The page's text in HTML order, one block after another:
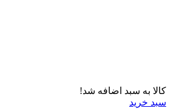
کالا به سبد اضافه شد!
سبد خرید